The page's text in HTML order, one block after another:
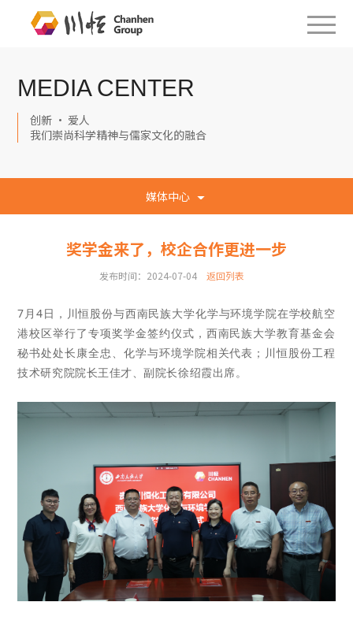
MEDIA CENTER
创新 · 爱人
我们崇尚科学精神与儒家文化的融合
媒体中心
奖学金来了，校企合作更进一步
发布时间：2024-07-04 返回列表
7月4日，川恒股份与西南民族大学化学与环境学院在学校航空
港校区举行了专项奖学金签约仪式，西南民族大学教育基金会
秘书处处长康全忠、化学与环境学院相关代表；川恒股份工程
技术研究院院长王佳才、副院长徐绍霞出席。